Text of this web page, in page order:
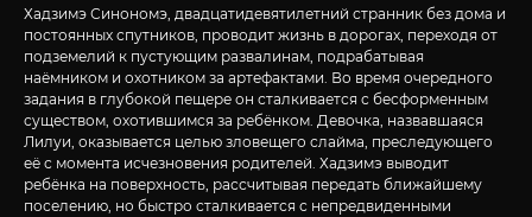
Хадзимэ Синономэ, двадцатидевятилетний странник без дома и
постоянных спутников, проводит жизнь в дорогах, переходя от
подземелий к пустующим развалинам, подрабатывая
наёмником и охотником за артефактами. Во время очередного
задания в глубокой пещере он сталкивается с бесформенным
существом, охотившимся за ребёнком. Девочка, назвавшаяся
Лилуи, оказывается целью зловещего слайма, преследующего
её с момента исчезновения родителей. Хадзимэ выводит
ребёнка на поверхность, рассчитывая передать ближайшему
поселению, но быстро сталкивается с непредвиденными